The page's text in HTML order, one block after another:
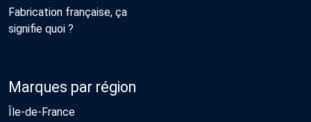
Fabrication française, ça
signifie quoi ?
Marques par région
Île-de-France